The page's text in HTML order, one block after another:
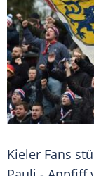
Kieler Fans